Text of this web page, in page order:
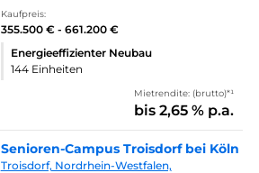
Kaufpreis:
355.500 € - 661.200 €
Energieeffizienter Neubau
144 Einheiten
Mietrendite: (brutto)*¹
bis 2,65 % p.a.
Senioren-Campus Troisdorf bei Köln
Troisdorf, Nordrhein-Westfalen,